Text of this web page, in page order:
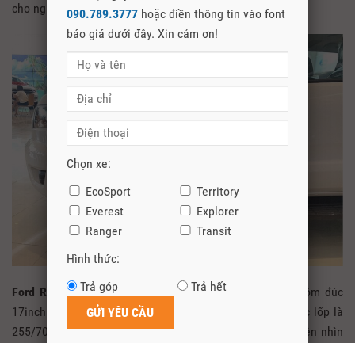
cho người dùng.
Ford Ranger XLS 2021
được trang bị mâm hợp kim nhôm đúc
17inch với logo Ford nổi bật ở vị trí trung tâm, kích thước lốp là
255/70R17. Phần hông xe được trang bị 2 mang cá 2 bên nhìn
090.789.3777 hoặc điền thông tin vào font
báo giá dưới đây. Xin cảm ơn!
Chọn xe:
EcoSport
Territory
Everest
Explorer
Ranger
Transit
Hình thức:
Trả góp
Trả hết